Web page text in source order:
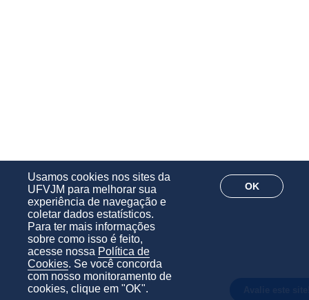
Usamos cookies nos sites da
UFVJM para melhorar sua
experiência de navegação e
coletar dados estatísticos.
Para ter mais informações
sobre como isso é feito,
acesse nossa Política de
Cookies. Se você concorda
com nosso monitoramento de
cookies, clique em "OK".
OK